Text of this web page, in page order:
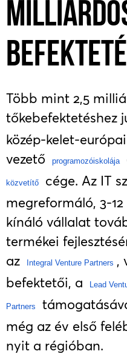
Több mint 2,5
tőkebefektetéshez
közép-kelet-
vezető
programozóiskolája
közvetítő
cége. Az IT
megreformáló, 3-
kínáló vállalat
termékei
az
Integral Venture Partners ,
befektetői, a
Lead
Partners
még az év első
nyit a régióban.